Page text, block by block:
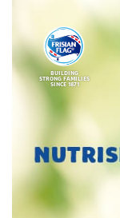
BUILDING
STRONG FAMILIES
SINCE 1871